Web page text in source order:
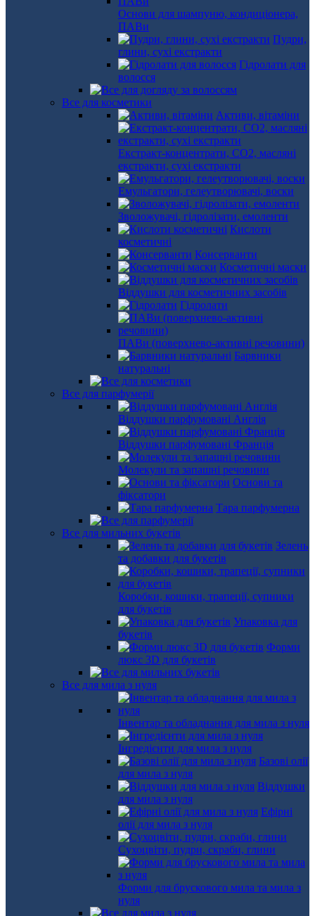
Основи для шампуню, кондиціонера,
ПАВи
Пудри,
глини, сухі екстракти
Гідролати для
волосся
Все для косметики
Активи, вітаміни
Екстракт-концентрати, СО2, масляні
екстракти, сухі екстракти
Емульгатори, гелеутворювачі, воски
Зволожувачі, гідролізати, емоленти
Кислоти
косметичні
Консерванти
Косметичні маски
Віддушки для косметичних засобів
Гідролати
ПАВи (поверхнево-активні речовини)
Барвники
натуральні
Все для парфумерії
Віддушки парфумовані Англія
Віддушки парфумовані Франція
Молекули та запашні речовини
Основи та
фіксатори
Тара парфумерна
Все для мильних букетів
Зелень
та добавки для букетів
Коробки, кошики, трапеції, супники
для букетів
Упаковка для
букетів
Форми
люкс 3D для букетів
Все для мила з нуля
Інвентар та обладнання для мила з нуля
Інгредієнти для мила з нуля
Базові олії
для мила з нуля
Віддушки
для мила з нуля
Ефірні
олії для мила з нуля
Сухоцвіти, пудри, скраби, глини
Форми для брускового мила та мила з
нуля